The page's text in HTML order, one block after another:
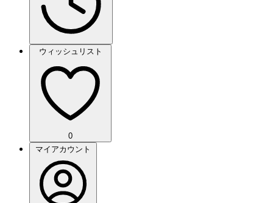
ウィッシュリスト
0
マイアカウント